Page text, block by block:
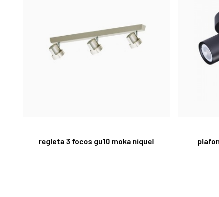
regleta 3 focos gu10 moka níquel